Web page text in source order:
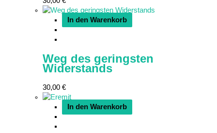
In den Warenkorb
Weg des geringsten
Widerstands
30,00 €
In den Warenkorb